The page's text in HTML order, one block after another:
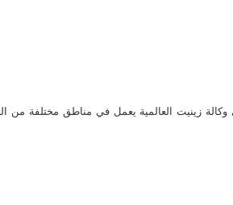
زينيت العالمية يعمل في مناطق مختلفة